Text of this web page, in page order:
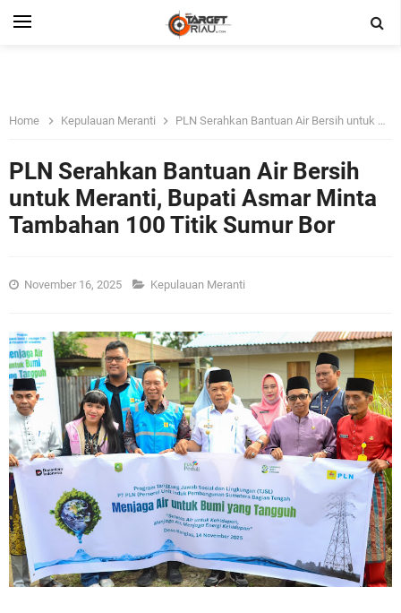
Home Kepulauan Meranti PLN Serahkan Bantuan Air Bersih untuk Meranti, Bupati Asmar Minta Tambahan 100 Titik Sumur Bor
PLN Serahkan Bantuan Air Bersih
untuk Meranti, Bupati Asmar Minta
Tambahan 100 Titik Sumur Bor
November 16, 2025 Kepulauan Meranti